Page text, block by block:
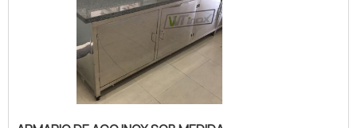
bom entendimento do processo ao qual o
revestimento dos cilindros será submetido
para fazer o.